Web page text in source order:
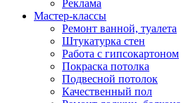
Реклама
Мастер-классы
Ремонт ванной, туалета
Штукатурка стен
Работа с гипсокартоном
Покраска потолка
Подвесной потолок
Качественный пол